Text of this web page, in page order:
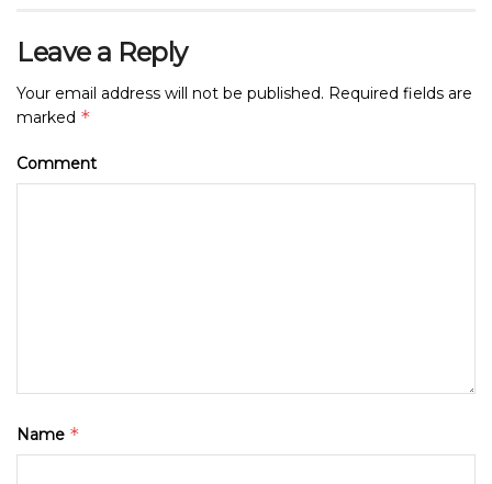
Leave a Reply
Your email address will not be published. Required fields are
marked *
Comment
Name *